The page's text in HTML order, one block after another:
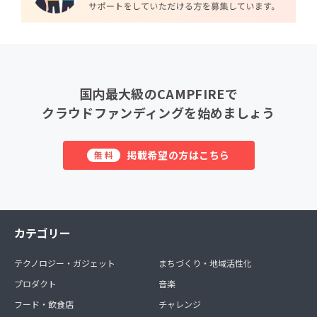
国内最大級のCAMPFIREで
クラウドファンディングを始めましょう
無料 掲載希望の方はこちら
カテゴリー
テクノロジー・ガジェット
プロダクト
フード・飲食店
まちづくり・地域活性化
音楽
チャレンジ